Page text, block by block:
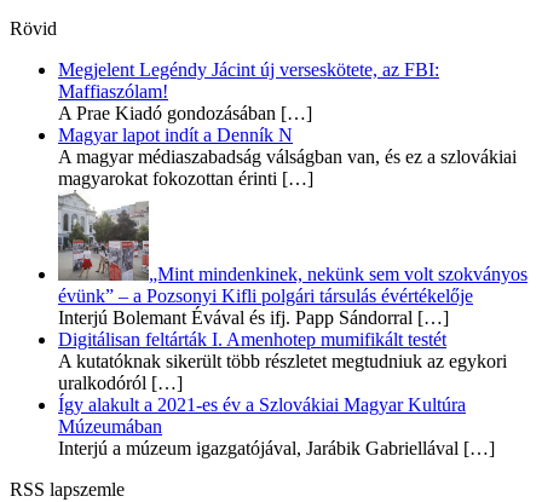
Rövid
Megjelent Legéndy Jácint új verseskötete, az FBI:
Maffiaszólam!
A Prae Kiadó gondozásában […]
Magyar lapot indít a Denník N
A magyar médiaszabadság válságban van, és ez a szlovákiai
magyarokat fokozottan érinti […]
„Mint mindenkinek, nekünk sem volt szokványos
évünk” – a Pozsonyi Kifli polgári társulás évértékelője
Interjú Bolemant Évával és ifj. Papp Sándorral […]
Digitálisan feltárták I. Amenhotep mumifikált testét
A kutatóknak sikerült több részletet megtudniuk az egykori
uralkodóról […]
Így alakult a 2021-es év a Szlovákiai Magyar Kultúra
Múzeumában
Interjú a múzeum igazgatójával, Jarábik Gabriellával […]
RSS lapszemle